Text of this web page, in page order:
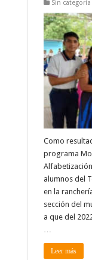
Sin categoría
Como
programa
alumnos del
en la
sección del
a que del
Leer más